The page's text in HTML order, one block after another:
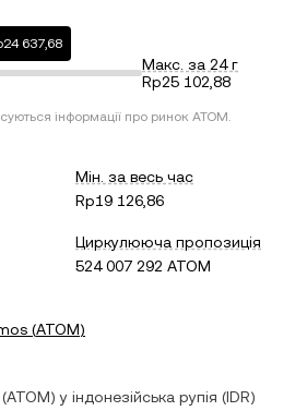
637,68
Макс. за 24 г
Rp25 102,88
інформації про ринок ATOM.
Мін. за весь час
Rp19 126,86
Циркулююча пропозиція
524 007 292 ATOM
(ATOM)
(ATOM) у індонезійська рупія (IDR)